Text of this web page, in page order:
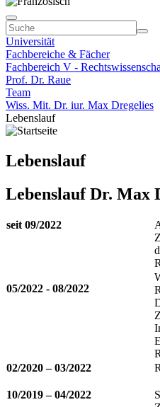
Universität
Fachbereiche & Fächer
Fachbereich V -
Prof. Dr. Raue
Team
Wiss. Mit. Dr. iur. Max Dregelies
Lebenslauf
Lebenslauf
Lebenslauf Dr. Max
seit 09/2022
05/2022 - 08/2022
02/2020 – 03/2022
10/2019 – 04/2022